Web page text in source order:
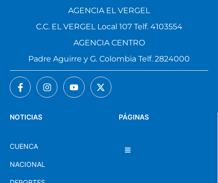
PÁGINAS
NOTICIAS
CUENCA
NACIONAL
AGENCIA EL VERGEL
C.C. EL VERGEL Local 107 Telf. 4103554
AGENCIA CENTRO
Padre Aguirre y G. Colombia Telf. 2824000